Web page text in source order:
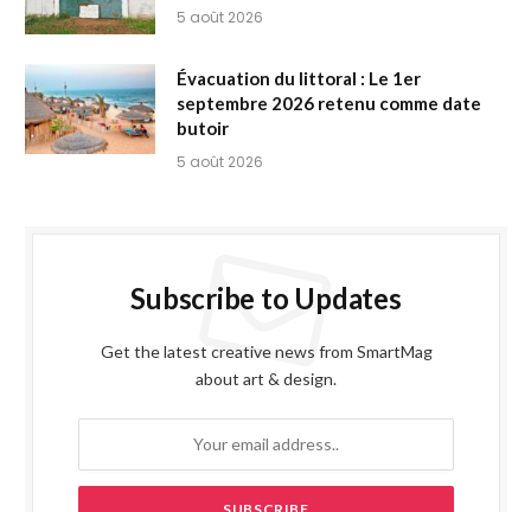
5 août 2026
Évacuation du littoral : Le 1er
septembre 2026 retenu comme date
butoir
5 août 2026
Subscribe to Updates
Get the latest creative news from SmartMag
about art & design.